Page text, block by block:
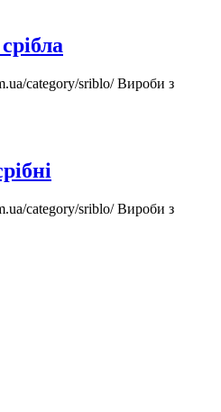
category/sriblo/Вироби з
category/sriblo/Вироби з